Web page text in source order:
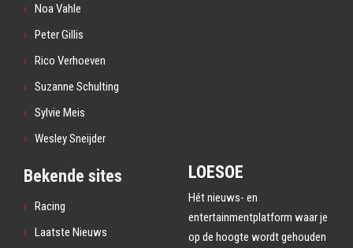
Noa Vahle
Peter Gillis
Rico Verhoeven
Suzanne Schulting
Sylvie Meis
Wesley Sneijder
Bekende sites
Racing
Laatste Nieuws
LOESOE
Hét nieuws- en
entertainmentplatform waar je
op de hoogte wordt gehouden